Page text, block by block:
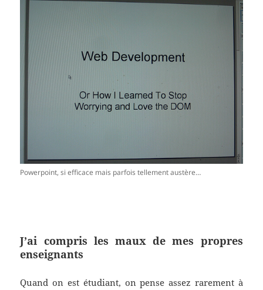
Powerpoint, si efficace mais parfois tellement austère…
J’ai compris les maux de mes propres
enseignants
Quand on est étudiant, on pense assez rarement à